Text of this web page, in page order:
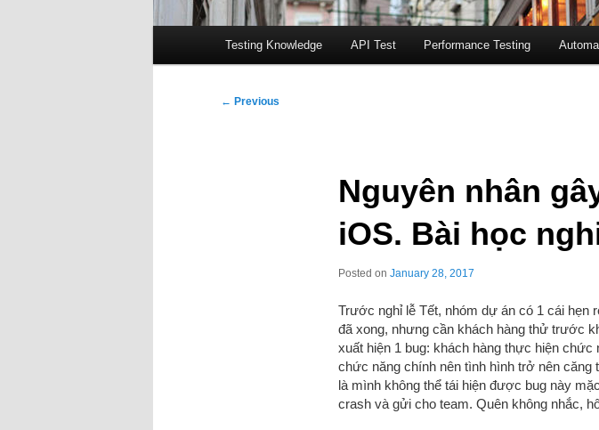
Testing Knowledge API Test Performance Testing
Post
← Previous
Nguyên nhân
iOS. Bài học
Posted on January 28, 2017
Trước nghỉ lễ Tết, nhóm dự án có 1 cái hẹn
đã xong, nhưng cần khách hàng thử trước
xuất hiện 1 bug: khách hàng thực hiện
chức năng chính nên tình hình trở nên căng
là mình không thể tái hiện được bug này
crash và gửi cho team. Quên không nhắc,